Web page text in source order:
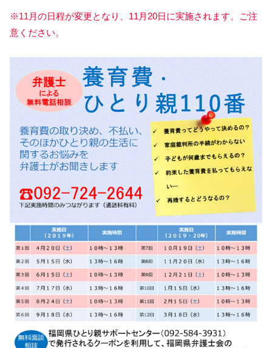
※11月の日程が変更となり、11月20日に実施されます。ご注
意ください。